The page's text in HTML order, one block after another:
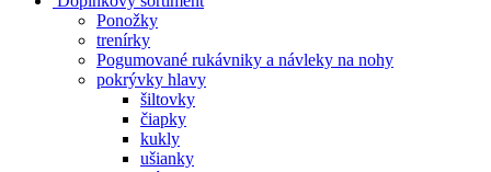
Ponožky
trenírky
Pogumované rukávniky a návleky na nohy
pokrývky hlavy
šiltovky
čiapky
kukly
ušianky